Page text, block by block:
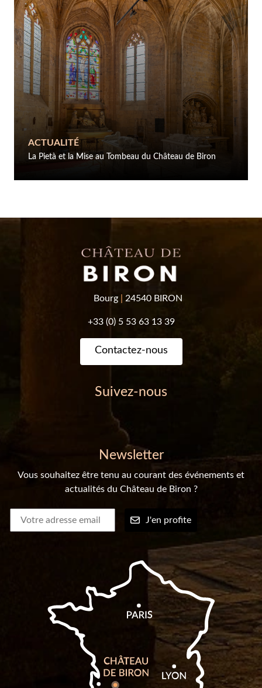
ACTUALITÉ
La Pietà et la Mise au Tombeau du Château de Biron
Bourg 24540 BIRON
+33 (0) 5 53 63 13 39
Contactez-nous
Suivez-nous
Newsletter
Vous souhaitez être tenu au courant des événements et
actualités du Château de Biron ?
J'en profite